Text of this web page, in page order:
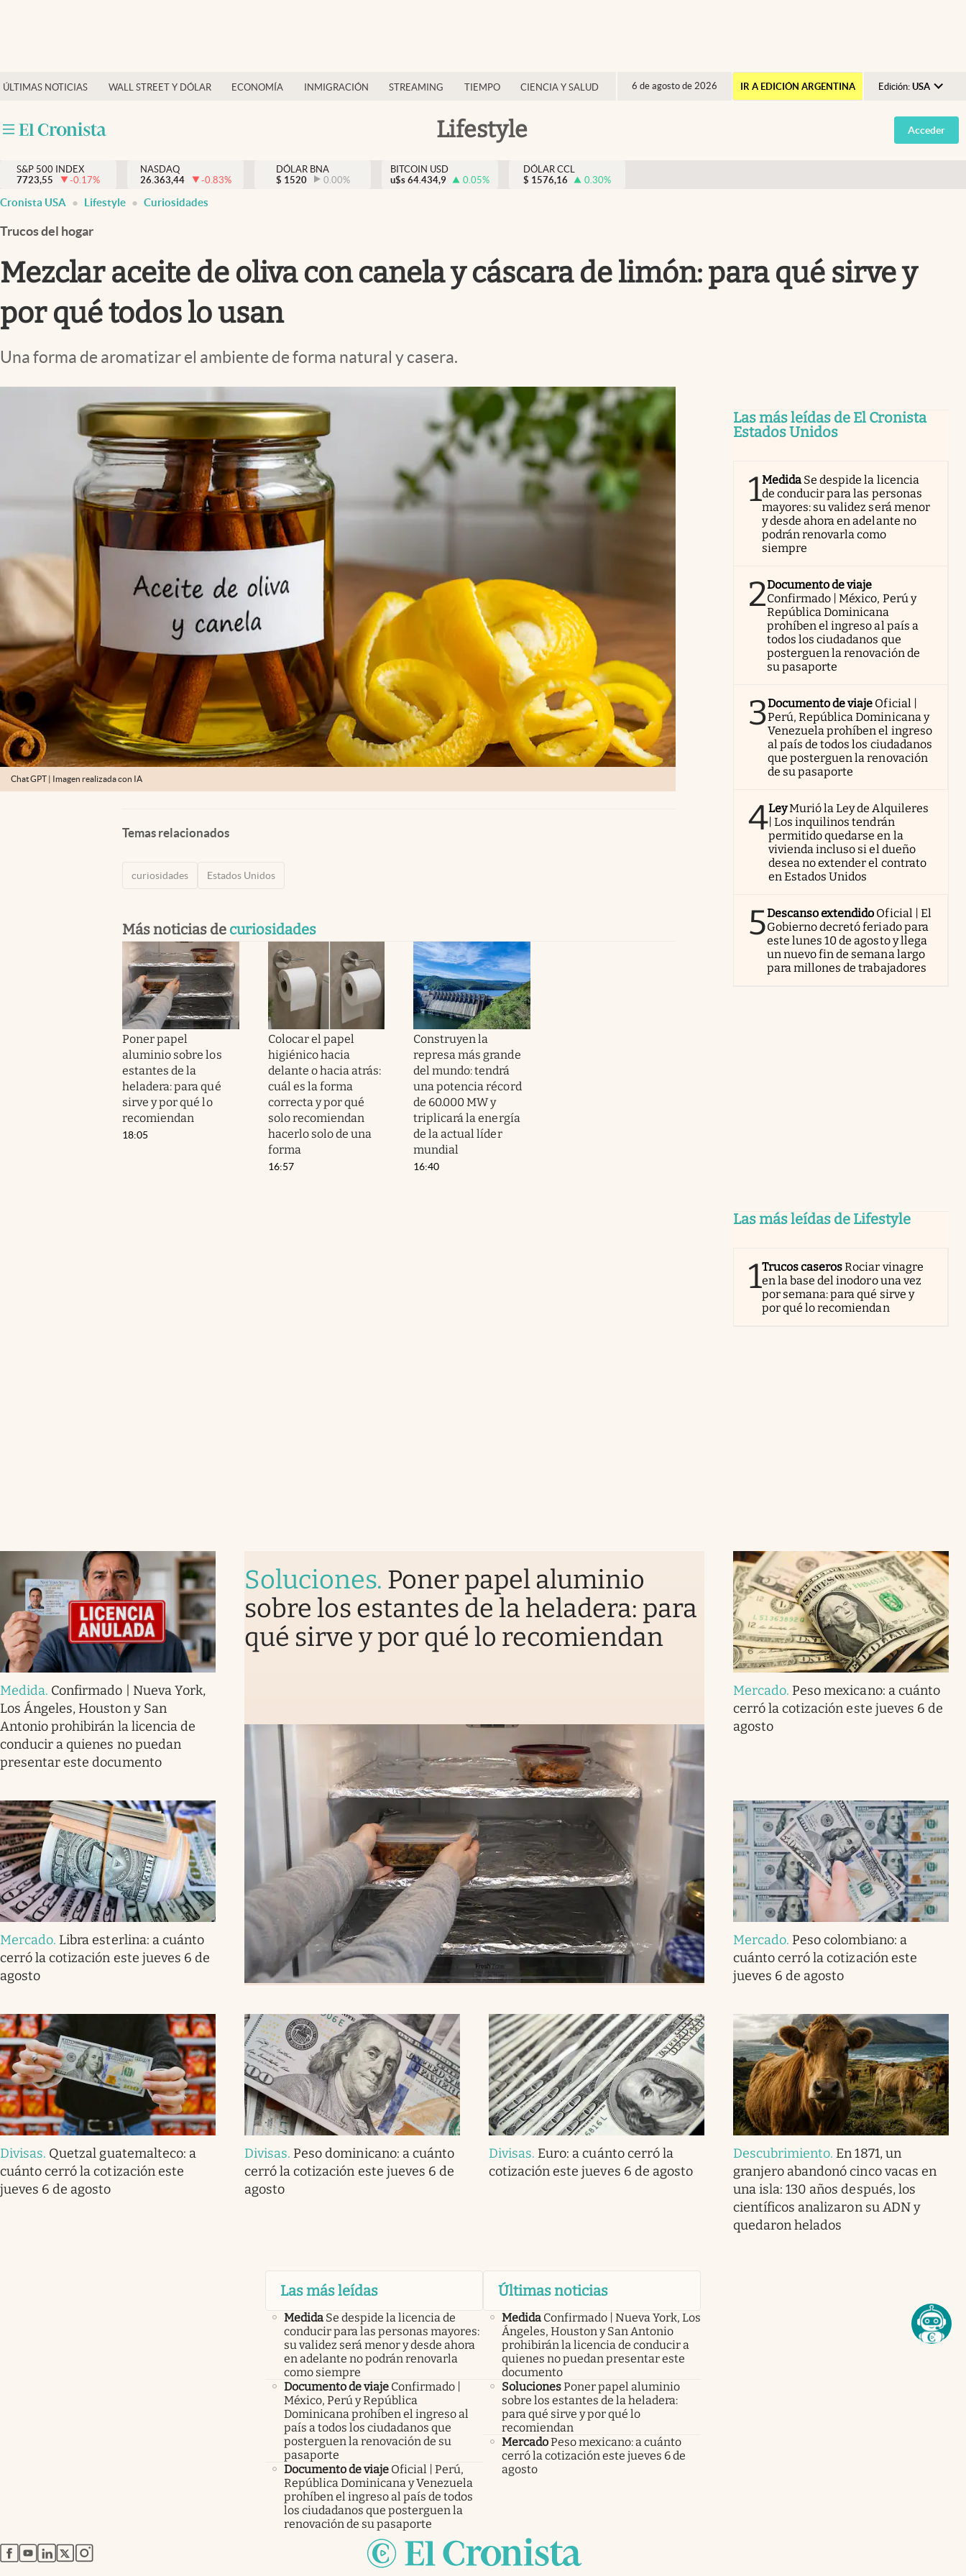
ÚLTIMAS NOTICIAS WALL STREET Y DÓLAR ECONOMÍA INMIGRACIÓN STREAMING TIEMPO CIENCIA Y SALUD 6 de agosto de 2026 IR A EDICIÓN ARGENTINA Edición: USA
Argentina
España
Lifestyle
Finanzas y economía
Inmigración
Trending
Streaming
Lifestyle
Acceder
S&P 500 INDEX
7723,55
-0.17%
NASDAQ
26.363,44
-0.83%
DÓLAR BNA
$ 1520 0.00%
BITCOIN USD
u$s 64.434,9 0.05%
DÓLAR CCL
$ 1576,16 0.30%
Cronista USA Lifestyle Curiosidades
Trucos del hogar
Mezclar aceite de oliva con canela y cáscara de limón: para qué sirve y
por qué todos lo usan
Una forma de aromatizar el ambiente de forma natural y casera.
Chat GPT | Imagen realizada con IA
Temas relacionados
curiosidades Estados Unidos
Más noticias de curiosidades
Poner papel
aluminio sobre los
estantes de la
heladera: para qué
sirve y por qué lo
recomiendan
18:05
Colocar el papel
higiénico hacia
delante o hacia atrás:
cuál es la forma
correcta y por qué
solo recomiendan
hacerlo solo de una
forma
16:57
Construyen la
represa más grande
del mundo: tendrá
una potencia récord
de 60.000 MW y
triplicará la energía
de la actual líder
mundial
16:40
Las más leídas de El Cronista
Estados Unidos
1Medida Se despide la licencia
de conducir para las personas
mayores: su validez será menor
y desde ahora en adelante no
podrán renovarla como
siempre
2Documento de viaje
Confirmado | México, Perú y
República Dominicana
prohíben el ingreso al país a
todos los ciudadanos que
posterguen la renovación de
su pasaporte
3Documento de viaje Oficial |
Perú, República Dominicana y
Venezuela prohíben el ingreso
al país de todos los ciudadanos
que posterguen la renovación
de su pasaporte
4LeyMurió la Ley de Alquileres
| Los inquilinos tendrán
permitido quedarse en la
vivienda incluso si el dueño
desea no extender el contrato
en Estados Unidos
5Descanso extendido Oficial | El
Gobierno decretó feriado para
este lunes 10 de agosto y llega
un nuevo fin de semana largo
para millones de trabajadores
Las más leídas de Lifestyle
1Trucos caserosRociar vinagre
en la base del inodoro una vez
por semana: para qué sirve y
por qué lo recomiendan
Medida. Confirmado | Nueva York,
Los Ángeles, Houston y San
Antonio prohibirán la licencia de
conducir a quienes no puedan
presentar este documento
Soluciones. Poner papel aluminio
sobre los estantes de la heladera: para
qué sirve y por qué lo recomiendan
Mercado. Peso mexicano: a cuánto
cerró la cotización este jueves 6 de
agosto
Mercado. Libra esterlina: a cuánto
cerró la cotización este jueves 6 de
agosto
Mercado. Peso colombiano: a
cuánto cerró la cotización este
jueves 6 de agosto
Divisas. Quetzal guatemalteco: a
cuánto cerró la cotización este
jueves 6 de agosto
Divisas. Peso dominicano: a cuánto
cerró la cotización este jueves 6 de
agosto
Divisas. Euro: a cuánto cerró la
cotización este jueves 6 de agosto
Descubrimiento. En 1871, un
granjero abandonó cinco vacas en
una isla: 130 años después, los
científicos analizaron su ADN y
quedaron helados
Las más leídas
Medida Se despide la licencia de
conducir para las personas mayores:
su validez será menor y desde ahora
en adelante no podrán renovarla
como siempre
Documento de viaje Confirmado |
México, Perú y República
Dominicana prohíben el ingreso al
país a todos los ciudadanos que
posterguen la renovación de su
pasaporte
Documento de viaje Oficial | Perú,
República Dominicana y Venezuela
prohíben el ingreso al país de todos
los ciudadanos que posterguen la
renovación de su pasaporte
Últimas noticias
Medida Confirmado | Nueva York, Los
Ángeles, Houston y San Antonio
prohibirán la licencia de conducir a
quienes no puedan presentar este
documento
SolucionesPoner papel aluminio
sobre los estantes de la heladera:
para qué sirve y por qué lo
recomiendan
MercadoPeso mexicano: a cuánto
cerró la cotización este jueves 6 de
agosto
abre en nueva pestaña
abre en nueva pestaña
abre en nueva pestaña
abre en nueva pestaña
abre en nueva pestaña